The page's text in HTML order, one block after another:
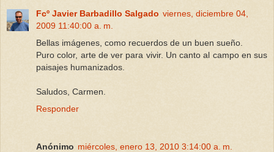
Fcº Javier Barbadillo Salgado viernes, diciembre 04,
2009 11:40:00 a. m.
Bellas imágenes, como recuerdos de un buen sueño.
Puro color, arte de ver para vivir. Un canto al campo en sus
paisajes humanizados.
Saludos, Carmen.
Responder
Anónimo miércoles, enero 13, 2010 3:14:00 a. m.